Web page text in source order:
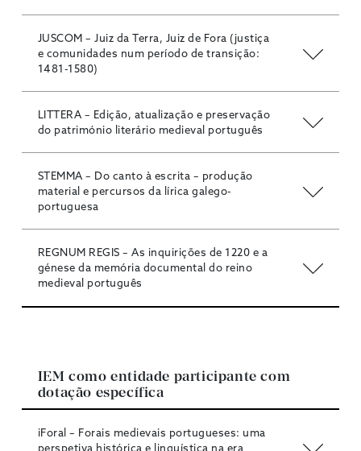
JUSCOM – Juiz da Terra, Juiz de Fora (justiça
e comunidades num período de transição:
1481-1580)
LITTERA – Edição, atualização e preservação
do património literário medieval português
STEMMA – Do canto à escrita – produção
material e percursos da lírica galego-
portuguesa
REGNUM REGIS – As inquirições de 1220 e a
génese da memória documental do reino
medieval português
IEM como entidade participante com
dotação específica
iForal – Forais medievais portugueses: uma
perspetiva histórica e linguística na era